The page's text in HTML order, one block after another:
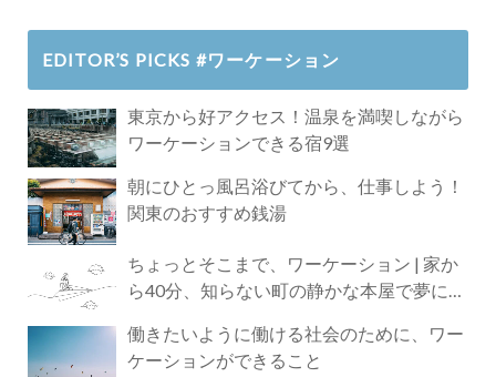
EDITOR’S PICKS #ワーケーション
東京から好アクセス！温泉を満喫しながら
ワーケーションできる宿9選
朝にひとっ風呂浴びてから、仕事しよう！
関東のおすすめ銭湯
ちょっとそこまで、ワーケーション | 家か
ら40分、知らない町の静かな本屋で夢に近
働きたいように働ける社会のために、ワー
ケーションができること